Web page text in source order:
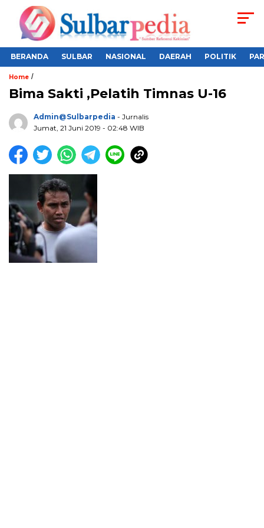
BERANDA SULBAR NASIONAL DAERAH POLITIK
Home /
Bima Sakti ,Pelatih Timnas U-16
Admin@sulbarpedia - Jurnalis
Jumat, 21 Juni 2019 - 02:48 WIB